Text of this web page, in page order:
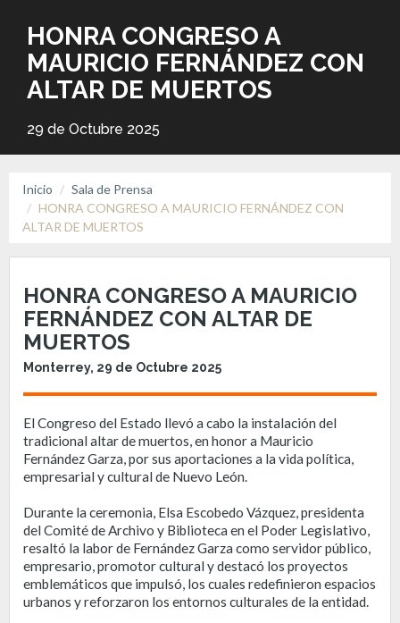
HONRA CONGRESO A
MAURICIO FERNÁNDEZ CON
ALTAR DE MUERTOS
29 de Octubre 2025
Inicio
Sala de Prensa
HONRA CONGRESO A MAURICIO FERNÁNDEZ CON
ALTAR DE MUERTOS
HONRA CONGRESO A MAURICIO
FERNÁNDEZ CON ALTAR DE
MUERTOS
Monterrey, 29 de Octubre 2025
El Congreso del Estado llevó a cabo la instalación del
tradicional altar de muertos, en honor a Mauricio
Fernández Garza, por sus aportaciones a la vida política,
empresarial y cultural de Nuevo León.
Durante la ceremonia, Elsa Escobedo Vázquez, presidenta
del Comité de Archivo y Biblioteca en el Poder Legislativo,
resaltó la labor de Fernández Garza como servidor público,
empresario, promotor cultural y destacó los proyectos
emblemáticos que impulsó, los cuales redefinieron espacios
urbanos y reforzaron los entornos culturales de la entidad.